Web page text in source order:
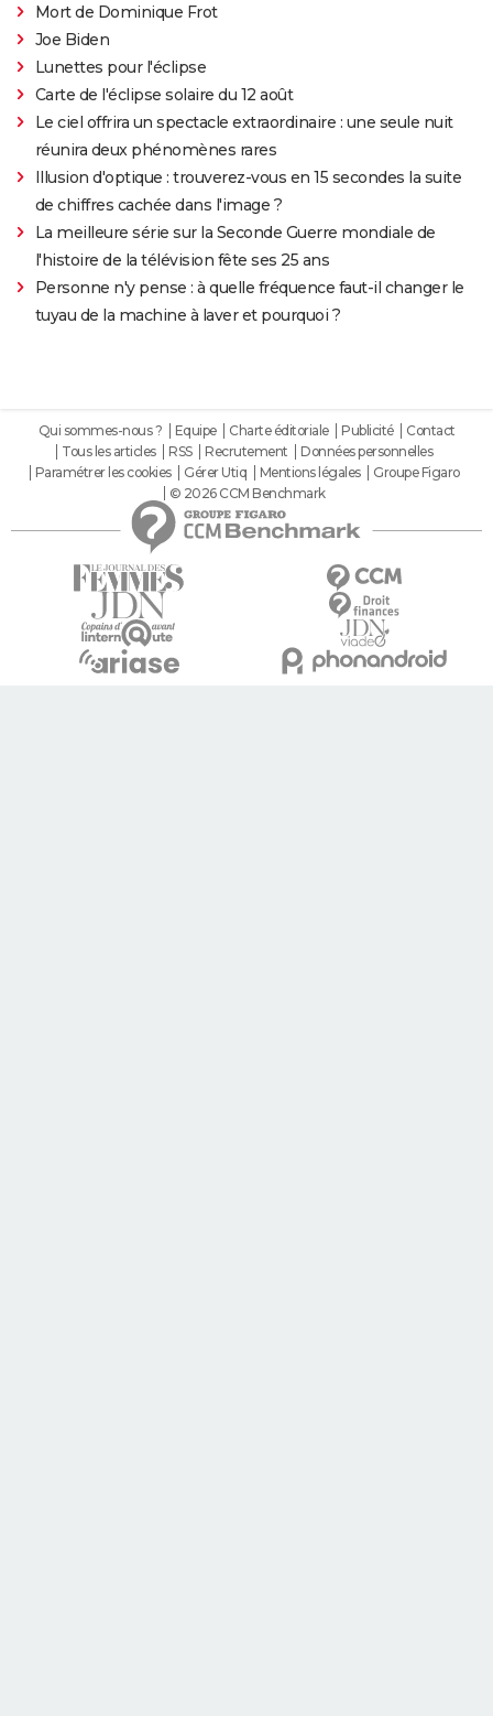
Mort de Dominique Frot
Joe Biden
Lunettes pour l'éclipse
Carte de l'éclipse solaire du 12 août
Le ciel offrira un spectacle extraordinaire : une seule nuit
réunira deux phénomènes rares
Illusion d'optique : trouverez-vous en 15 secondes la suite
de chiffres cachée dans l'image ?
La meilleure série sur la Seconde Guerre mondiale de
l'histoire de la télévision fête ses 25 ans
Personne n'y pense : à quelle fréquence faut-il changer le
tuyau de la machine à laver et pourquoi ?
Qui sommes-nous ? Equipe Charte éditoriale Publicité
Contact
Tous les articles
RSS Recrutement
Données personnelles
Paramétrer les cookies
Gérer Utiq Mentions légales
Groupe Figaro
© 2026 CCM Benchmark